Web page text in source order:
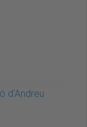
d'Andreu